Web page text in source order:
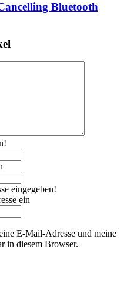
Bluetooth
eingegeben!
ein
E-Mail-Adresse und meine
in diesem Browser.